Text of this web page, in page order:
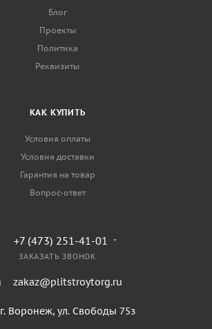
Блог
Проекты
Политика
Реквизиты
КАК КУПИТЬ
Условия оплаты
Условия доставки
Гарантия на товар
Вопрос-ответ
+7 (473) 251-41-01
ЗАКАЗАТЬ ЗВОНОК
zakaz@plitstroytorg.ru
г. Воронеж, ул. Свободы 75з